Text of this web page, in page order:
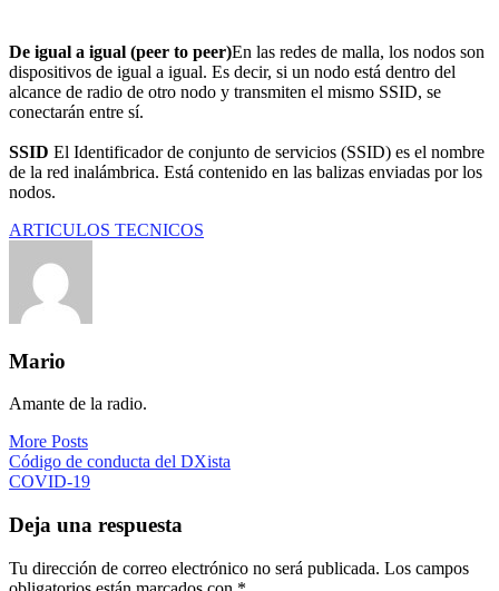
De igual a igual (peer to peer)En las redes de malla, los nodos son
dispositivos de igual a igual. Es decir, si un nodo está dentro del
alcance de radio de otro nodo y transmiten el mismo SSID, se
conectarán entre sí.
SSID El Identificador de conjunto de servicios (SSID) es el nombre
de la red inalámbrica. Está contenido en las balizas enviadas por los
nodos.
ARTICULOS TECNICOS
Mario
Amante de la radio.
More Posts
Navegación
de
entradas
Código de conducta del DXista
COVID-19
Deja una respuesta
Tu dirección de correo electrónico no será publicada. Los campos